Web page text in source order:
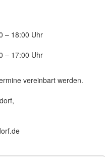
– 18:00 Uhr
– 17:00 Uhr
vereinbart werden.